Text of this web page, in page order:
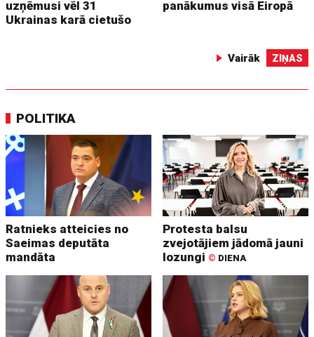
uzņēmusi vēl 31
Ukrainas karā cietušo
panākumus visā Eiropā
Vairāk ZIŅAS
POLITIKA
Ratnieks atteicies no
Saeimas deputāta
mandāta
Protesta balsu
zvejotājiem jādomā jauni
lozungi © DIENA